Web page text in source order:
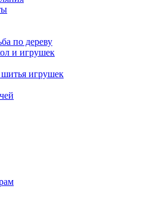
по дереву
и игрушек
игрушек